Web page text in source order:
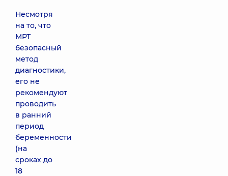
Несмотря
на то, что
МРТ
безопасный
метод
диагностики,
его не
рекомендуют
проводить
в ранний
период
беременности
(на
сроках до
18